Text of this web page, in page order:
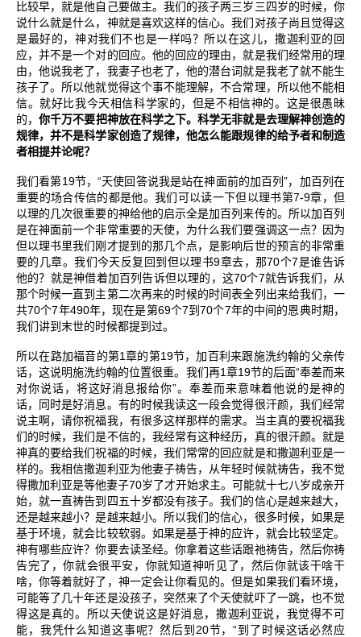
比较早，就是他自己要做主。我们的孩子两三岁三四岁的时候，你
说什么就是什么，神就是喜欢这样的信心。我们对孩子尚且觉得这
是最好的，神对我们不也是一样吗？所以在这儿，撒迦利亚的回
应，并不是一个对的回应。他的回应的理由，就是我们经常用的理
由，他说我老了，我妻子也老了，他的潜台词就是我老了就不能生
孩子了。所以他就觉得这个事不能理解，不合常理，所以他不能相
信。就好比我今天相信科学家的，但是不相信神的。这是很愚昧
的，你千万不要把神放在科学之下。科学无非就是去理解神创造的
规律，并不是科学家创造了规律，他怎么能跟规律的给予者和制造
者相提并论呢？
我们看第 19节， “天使回答说我是站在神面前的加百列”，加百列在
重要的场合传信的都是他。我们可以读一下但以理书第7-9章，但
以理的几次很重要的神给他的启示全是加百列来传的。所以加百列
是在神面前一个非常重要的天使，为什么我们要强调这一点？因为
但以理书里我们刚才提到的那几个点，是影响后世的预言的非常重
要的几章。我们今天反复回到但以理书9章去，那70个7是谁告诉
他的？就是神借着加百列告诉但以理的，这70个7就告诉我们，从
那个时候一直到主第二次再来的时候的时间表全列出来给我们，一
共70个7年490年，现在是第69个7到70个7年的中间的恩典时期，
我们讲到末世的时候都提到过。
所以在路加福音的第1章的第19节，加百利来跟施洗约翰的父亲传
话，这说明施洗约翰的位置很重。我们再1章19节的后面“奉差而来
对你说话，将这好消息报给你”。奉差而来意味着他说的是神的
话，同时是好消息。有的时候我读这一段会觉得很汗颜，我们经常
说主啊，请你祝福我，有很多这样那样的需求。当主真的要祝福我
们的时候，我们是不信的，我经常有这种经历，真的很汗颜。就是
神真的要给我们祝福的时候，我们常常的回应就是和撒迦利亚是一
样的。我相信撒迦利亚为他妻子祷告，从年轻时候就祷告，我不觉
得撒加利亚是等他妻子70岁了才开始求主。可能就十七八岁成亲开
始，就一直祷告到四五十岁都没有孩子。我们的信心是越来越大，
还是越来越小？是越来越小。所以我们的信心，很多时候，如果是
基于环境，就会比较软弱。如果是基于神的应许，就会比较坚定。
神有哪些应许？你要去读圣经。你拿着这些话跟祂祷告，然后你祷
告完了，你就会很平安，你就知道神听见了，然后你就该干啥干
啥，你等着就好了，神一定会让你看见的。但是如果我们看环境，
可能等了几十年还是没孩子，突然来了个天使就吓了一跳，也不觉
得这是真的。所以天使说这是好消息，撒迦利亚说，我觉得不可
能，我凭什么知道这事呢？然后到 20节，“到了时候这话必然应